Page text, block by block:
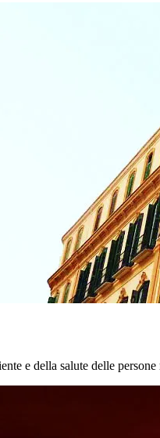
e della salute delle